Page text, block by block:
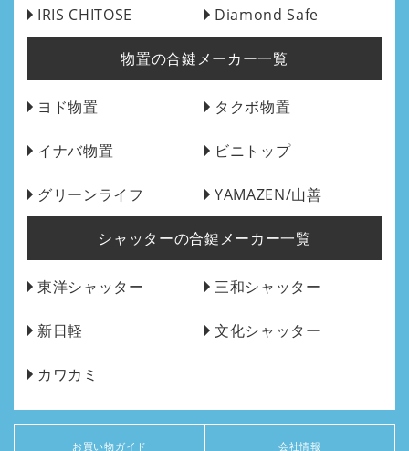
IRIS CHITOSE Diamond Safe
物置の合鍵メーカー一覧
ヨド物置 タクボ物置
イナバ物置 ビニトップ
グリーンライフ YAMAZEN/山善
シャッターの合鍵メーカー一覧
東洋シャッター 三和シャッター
新日軽 文化シャッター
カワカミ
お買い物ガイド 会社情報